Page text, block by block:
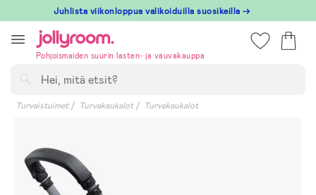
till
innehållet
Juhlista viikonloppua valikoiduilla suosikeilla →
Pohjoismaiden suurin lasten- ja vauvakauppa
Turvaistuimet Turvakaukalot Turvakaukalot